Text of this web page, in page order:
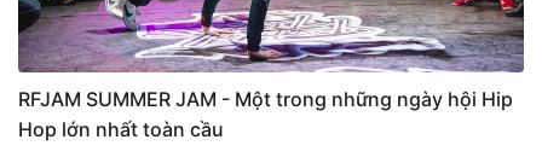
RFJAM SUMMER JAM - Một trong những ngày hội Hip
Hop lớn nhất toàn cầu